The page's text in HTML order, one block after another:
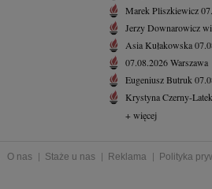
Marek Pliszkiewicz
Jerzy Downarowicz
Asia Kułakowska
07.08.2026Warszawa
Eugeniusz Butruk
Krystyna Czerny-Latek
+ więcej
O nas Staże u nas Reklama Polityka